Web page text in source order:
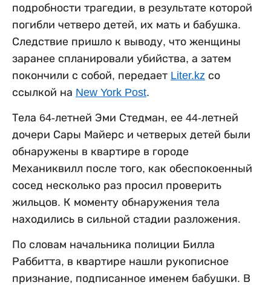
подробности трагедии, в результате которой
погибли четверо детей, их мать и бабушка.
Следствие пришло к выводу, что женщины
заранее спланировали убийства, а затем
покончили с собой, передает Liter.kz со
ссылкой на New York Post.
Тела 64-летней Эми Стедман, ее 44-летней
дочери Сары Майерс и четверых детей были
обнаружены в квартире в городе
Механиквилл после того, как обеспокоенный
сосед несколько раз просил проверить
жильцов. К моменту обнаружения тела
находились в сильной стадии разложения.
По словам начальника полиции Билла
Раббитта, в квартире нашли рукописное
признание, подписанное именем бабушки. В